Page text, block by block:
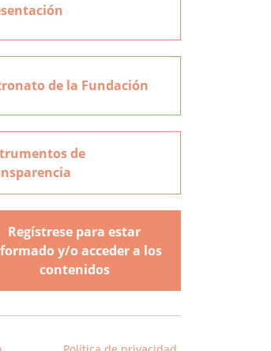
de la Fundación
de
Regístrese para estar
y/o acceder a los
contenidos